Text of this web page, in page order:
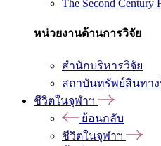
The Second Century
หน่วยงานด้านการวิจัย
สำนักบริหารวิจัย
สถาบันทรัพย์สินทา
ชีวิตในจุฬาฯ
ย้อนกลับ
ชีวิตในจุฬาฯ